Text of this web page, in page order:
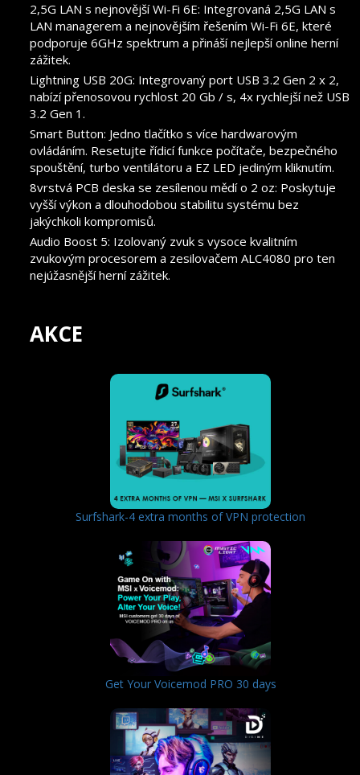
2,5G LAN s nejnovější Wi-Fi 6E: Integrovaná 2,5G LAN s
LAN managerem a nejnovějším řešením Wi-Fi 6E, které
podporuje 6GHz spektrum a přináší nejlepší online herní
zážitek.
Lightning USB 20G: Integrovaný port USB 3.2 Gen 2 x 2,
nabízí přenosovou rychlost 20 Gb / s, 4x rychlejší než USB
3.2 Gen 1.
Smart Button: Jedno tlačítko s více hardwarovým
ovládáním. Resetujte řídicí funkce počítače, bezpečného
spouštění, turbo ventilátoru a EZ LED jediným kliknutím.
8vrstvá PCB deska se zesílenou mědí o 2 oz: Poskytuje
vyšší výkon a dlouhodobou stabilitu systému bez
jakýchkoli kompromisů.
Audio Boost 5: Izolovaný zvuk s vysoce kvalitním
zvukovým procesorem a zesilovačem ALC4080 pro ten
nejúžasnější herní zážitek.
AKCE
Surfshark-4 extra months of VPN protection
Get Your Voicemod PRO 30 days